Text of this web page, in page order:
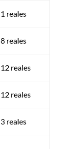
1 reales
8 reales
12 reales
12 reales
3 reales